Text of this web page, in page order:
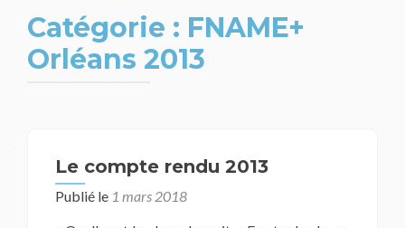
Catégorie : FNAME+
Orléans 2013
Le compte rendu 2013
Publié le 1 mars 2018